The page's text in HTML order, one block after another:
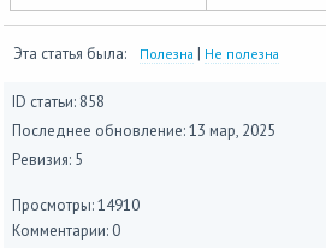
Эта статья была: Полезна | Не полезна
ID статьи: 858
Последнее обновление:13 мар, 2025
Ревизия: 5
Просмотры: 14910
Комментарии: 0